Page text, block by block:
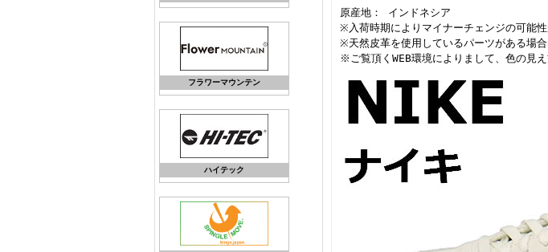
フラワーマウンテン
ハイテック
原産地： インドネシア
※入荷時期によりマイナーチェンジの可能性
※天然皮革を使用しているパーツがある場
※ご覧頂くWEB環境によりまして、色の見